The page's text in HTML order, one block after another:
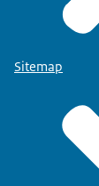
Sitemap